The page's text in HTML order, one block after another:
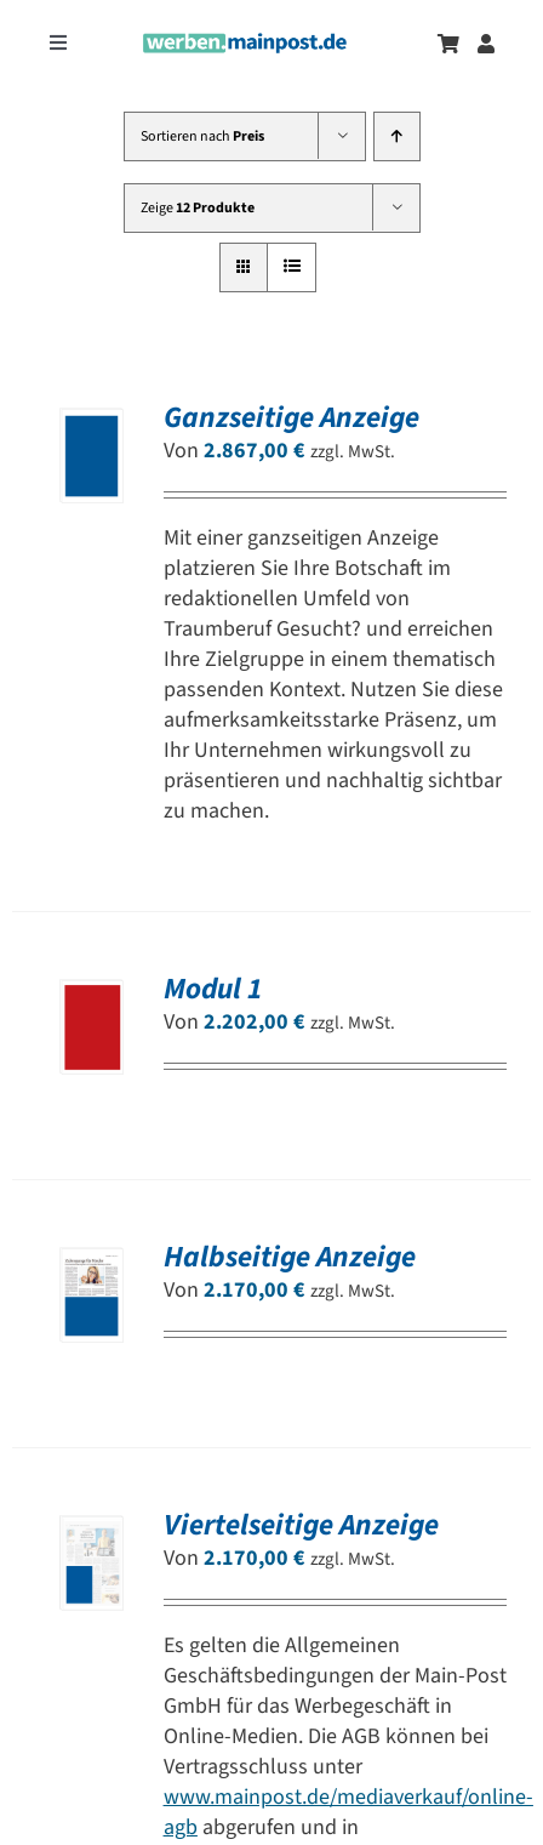
InhaltToggle
Marketingtrends
Neu
Zeitungsanzeigen
Sortieren nach Preis
Zeige12 Produkte
Ganzseitige Anzeige
Von 2.867,00 € zzgl. MwSt.
Mit einer ganzseitigen Anzeige
platzieren Sie Ihre Botschaft im
redaktionellen Umfeld von
Traumberuf Gesucht? und erreichen
Ihre Zielgruppe in einem thematisch
passenden Kontext. Nutzen Sie diese
aufmerksamkeitsstarke Präsenz, um
Ihr Unternehmen wirkungsvoll zu
präsentieren und nachhaltig sichtbar
zu machen.
Modul 1
Von 2.202,00 € zzgl. MwSt.
Halbseitige Anzeige
Von 2.170,00 € zzgl. MwSt.
Viertelseitige Anzeige
Von 2.170,00 € zzgl. MwSt.
Es gelten die Allgemeinen
Geschäftsbedingungen der Main-Post
GmbH für das Werbegeschäft in
Online-Medien. Die AGB können bei
Vertragsschluss unter
www.mainpost.de/mediaverkauf/online-
agbabgerufen und in